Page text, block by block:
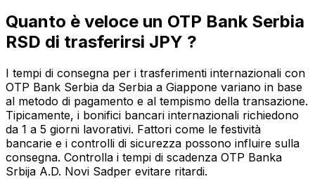
Quanto è veloce un OTP Bank Serbia
RSD di trasferirsi JPY ?
I tempi di consegna per i trasferimenti internazionali con
OTP Bank Serbia da Serbia a Giappone variano in base
al metodo di pagamento e al tempismo della transazione.
Tipicamente, i bonifici bancari internazionali richiedono
da 1 a 5 giorni lavorativi. Fattori come le festività
bancarie e i controlli di sicurezza possono influire sulla
consegna. Controlla i tempi di scadenza OTP Banka
Srbija A.D. Novi Sadper evitare ritardi.